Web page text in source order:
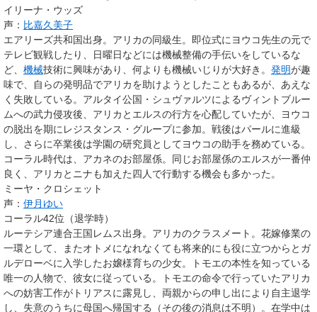
イリーナ・ウッズ
声： 比嘉久美子
エアリーズ共和国出身。アリカの同級生。即位式にヨウコ先生の元で
テレビ観戦したり、日曜日などには機械整備の手伝いをしているな
ど、 機械技術に興味があり、何よりも機械いじりが大好き。 発明が趣
味で、自らの発明品でアリカを助けようとしたこともあるが、あえな
く失敗している。アルタイ公国・シュヴァルツによるヴィントブルー
ムへの武力侵攻後、アリカとエルスの行方を心配していたが、ヨウコ
の脱出を期にレジスタンス・グループに参加。戦後はパールに進級
し、さらに卒業後は学園の研究員としてヨウコの助手を務めている。
コーラル時代は、アカネのお部屋係。同じお部屋係のエルスが一番仲
良く、アリカとニナも加えた四人で行動する機会も多かった。
ミーヤ・クロシェット
声： 伊月ゆい
コーラル42位（退学時）
ルーテシア連合王国レムス出身。アリカのクラスメート。花嫁修業の
一環として、またオトメになれなくても将来的にも役に立つからとガ
ルデローベに入学したお嬢様育ちの少女。トモエの本性を知っている
唯一の人物で、彼女に従っている。トモエの命令で行っていたアリカ
への妨害工作がトリアスに露見し、両親からの申し出により自主退学
し、失意のうちに母国へ帰国する（その後の消息は不明）。在学中は